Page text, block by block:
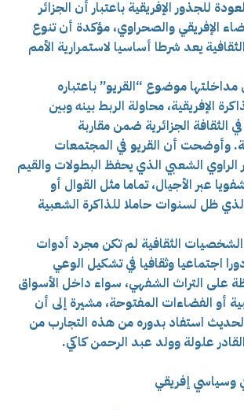
للجذور الإفريقية باعتبار أن الجزائر
الإفريقي والصحراوي، مؤكدة أن تنوع
يعد شرطا أساسيا لاستمرارية الأمم
مداخلتها موضوع “القريو” باعتباره
الإفريقية، محاولة الربط بينه وبين
الثقافة الجزائرية ضمن مقاربة
وأوضحت أن القريو في المجتمعات
الراوي الشعبي الذي يحفظ البطولات والقيم
عبر الأجيال، تماما مثل القوال أو
الذي ظل لسنوات حاملا للذاكرة الشعبية
الثقافية لم تكن مجرد أدوات
اجتماعيا وثقافيا في تشكيل الوعي
على التراث الشفهي، سواء داخل الأسواق
أو الفضاءات المفتوحة، مشيرة إلى أن
استفاد بدوره من هذه التجارب من
علولة وولد عبد الرحمن كاكي.
وسياسي إفريقي